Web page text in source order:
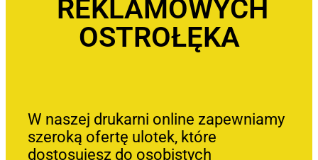
REKLAMOWYCH
OSTROŁĘKA
W naszej drukarni online zapewniamy
szeroką ofertę ulotek, które
dostosujesz do osobistych